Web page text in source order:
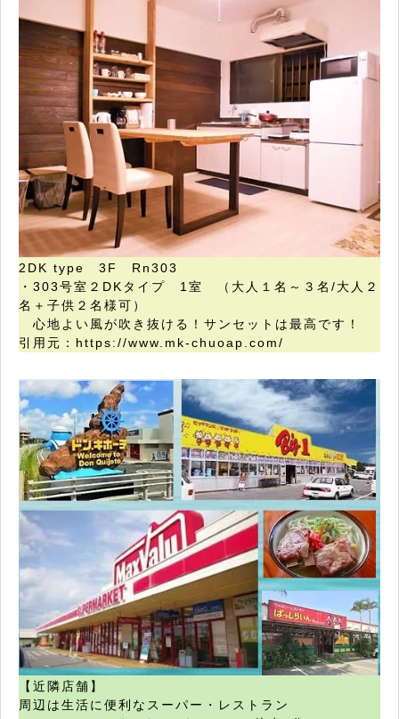
2DK type 3F Rn303
・303号室２DKタイプ 1室 （大人１名～３名/大人２
名＋子供２名様可）
心地よい風が吹き抜ける！サンセットは最高です！
引用元：https://www.mk-chuoap.com/
【近隣店舗】
周辺は生活に便利なスーパー・レストラン